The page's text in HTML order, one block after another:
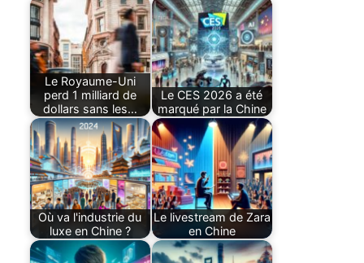
Le Royaume-Uni
perd 1 milliard de
dollars sans les…
Le CES 2026 a été
marqué par la Chine
Où va l'industrie du
luxe en Chine ?
Le livestream de Zara
en Chine